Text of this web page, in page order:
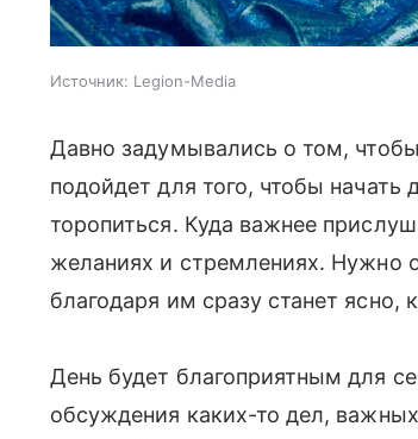
Источник: Legion-Media
Давно задумывались о том,
подойдет для того, чтобы
торопиться. Куда важнее
желаниях и стремлениях. Нужно
благодаря им сразу станет ясно,
День будет благоприятным для
обсуждения каких-то дел,